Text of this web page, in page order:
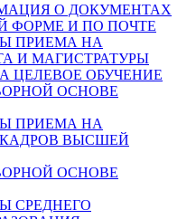
О ДОКУМЕНТАХ
ФОРМЕ И ПО ПОЧТЕ
ПРИЕМА НА
И МАГИСТРАТУРЫ
ЦЕЛЕВОЕ ОБУЧЕНИЕ
ОСНОВЕ
ПРИЕМА НА
ВЫСШЕЙ
ОСНОВЕ
СРЕДНЕГО